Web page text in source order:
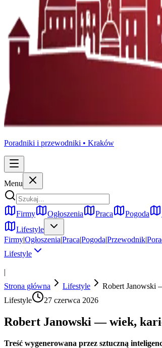
Poradniki i przewodniki • Kraków
Menu
Firmy Ogłoszenia Praca Pogoda
Lifestyle
Firmy|Ogłoszenia|Praca|Pogoda|Przewodnik|
Lifestyle
|
Strona główna
Lifestyle
Robert Janowski
Lifestyle
27 czerwca 2026
Robert Janowski — wiek,
Treść wygenerowana przez sztuczną